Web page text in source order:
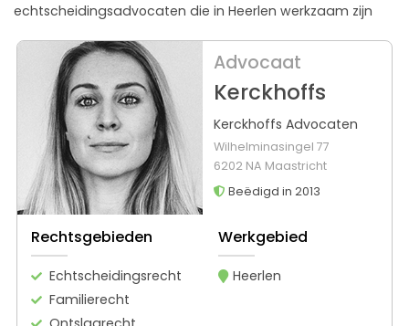
echtscheidingsadvocaten die in Heerlen werkzaam zijn
Advocaat
Kerckhoffs
Kerckhoffs Advocaten
Wilhelminasingel 77
6202 NA Maastricht
Beëdigd in 2013
Rechtsgebieden
Echtscheidingsrecht
Familierecht
Werkgebied
Heerlen